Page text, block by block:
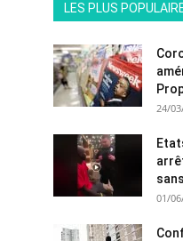
LES PLUS
24/
01/